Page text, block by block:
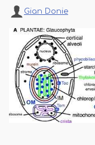
Gian Donie